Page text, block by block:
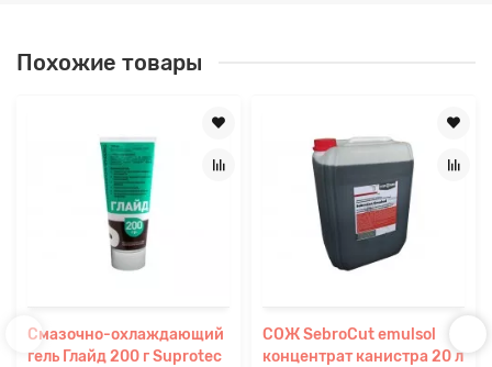
Похожие товары
Смазочно-охлаждающий
гель Глайд 200 г Suprotec
СОЖ SebroСut emulsol
концентрат канистра 20 л